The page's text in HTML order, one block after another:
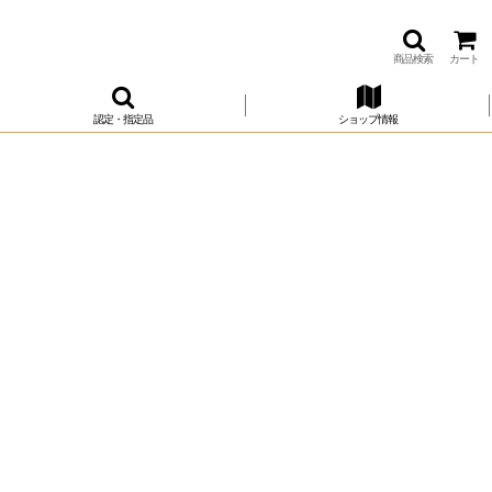
商品検索 カート
認定・指定品 ショップ情報